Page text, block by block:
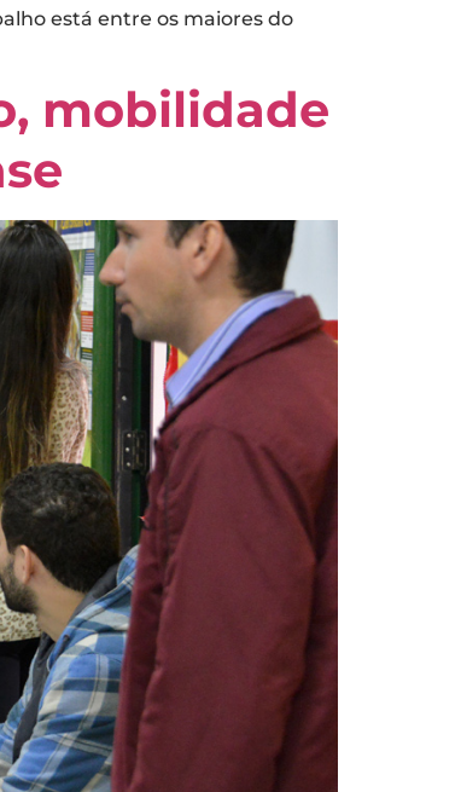
está entre os maiores do
mobilidade